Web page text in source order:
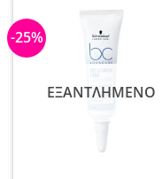
-25%
ΕΞΑΝΤΛΗΜΈΝΟ